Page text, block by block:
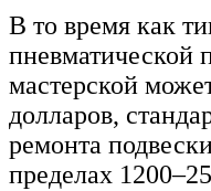
В то время как
пневматической
мастерской
долларов,
ремонта
пределах